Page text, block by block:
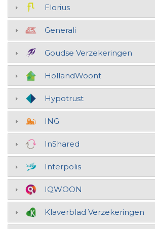
Florius
Generali
Goudse Verzekeringen
HollandWoont
Hypotrust
ING
InShared
Interpolis
IQWOON
Klaverblad Verzekeringen